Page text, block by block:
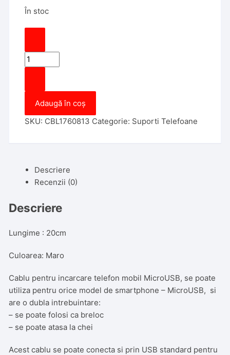
În stoc
Cantitate
Cablu
pentru
incarcare
MicroUsb
Adaugă în coș
SKU: CBL1760813 Categorie: Suporti Telefoane
Descriere
Recenzii (0)
Descriere
Lungime : 20cm
Culoarea: Maro
Cablu pentru incarcare telefon mobil MicroUSB, se poate
utiliza pentru orice model de smartphone – MicroUSB, si
are o dubla intrebuintare:
– se poate folosi ca breloc
– se poate atasa la chei
Acest cablu se poate conecta si prin USB standard pentru